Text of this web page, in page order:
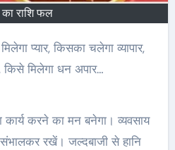
राशि फल
किसे मिलेगा धन अपार…
कार्य करने का मन बनेगा। व्यवसाय
रखें। जल्दबाजी से हानि